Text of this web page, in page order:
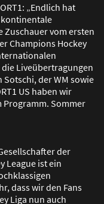
„Endlich hat
kontinentale
Zuschauer vom ersten
Champions Hockey
Liveübertragungen
der WM sowie
US haben wir
Programm. Sommer
der
League ist ein
dass wir den Fans
Liga nun auch